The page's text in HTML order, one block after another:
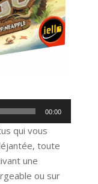
00:00
qui vous
toute
une
ou sur